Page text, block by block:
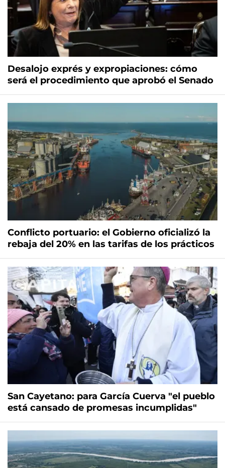
Desalojo exprés y expropiaciones: cómo
será el procedimiento que aprobó el Senado
Conflicto portuario: el Gobierno oficializó la
rebaja del 20% en las tarifas de los prácticos
San Cayetano: para García Cuerva "el pueblo
está cansado de promesas incumplidas"